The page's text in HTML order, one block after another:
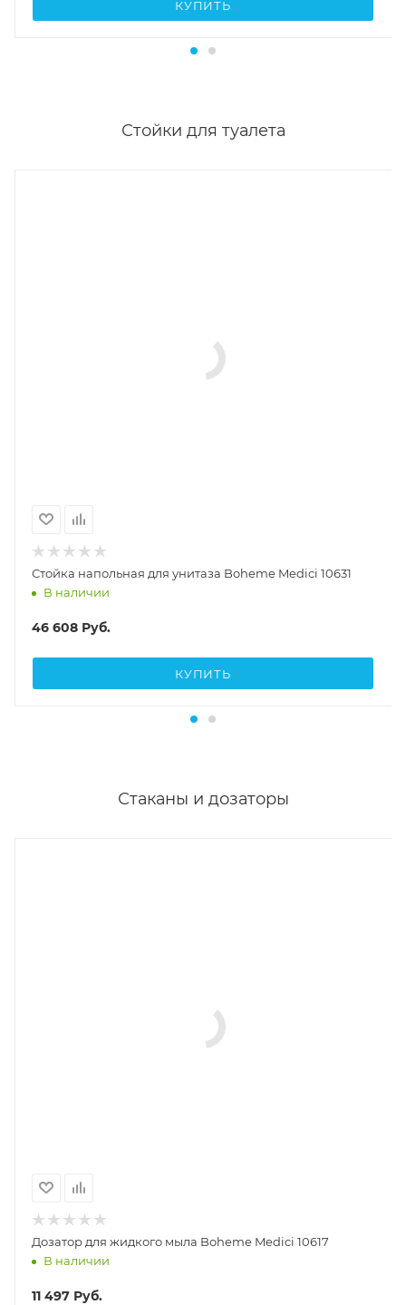
КУПИТЬ
Стойки для туалета
Стойка напольная для унитаза Boheme Medici 10631
В наличии
46 608 Руб.
КУПИТЬ
Стаканы и дозаторы
Дозатор для жидкого мыла Boheme Medici 10617
В наличии
11 497 Руб.